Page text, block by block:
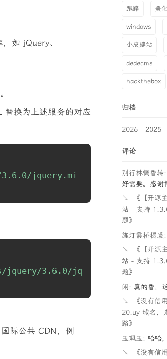
如 jQuery、
替换为上述服务的对应
jquery.mi
jquery/3.6.0/jq
际公共 CDN，例
跑路 美
windows
小皮建站
dedecms
hackthebox
归档
2026 2025
评论
别行林惆香转:
好需要。感谢
↘
《【开源
站 - 支持
题》
旌汀霞桥榻裘:
↘
《【开源
站 - 支持
题》
闲: 真的香，
↘
《没有信
20.uy 域名，
路》
玉珮玉: 哈哈
↘
《没有信